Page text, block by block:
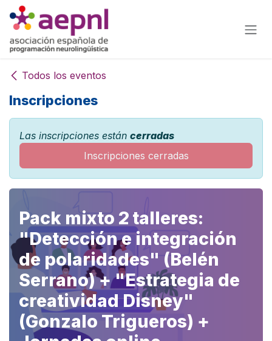
Ir al contenido
Todos los eventos
Inscripciones
Las inscripciones están cerradas
Inscripciones cerradas
Pack mixto 2 talleres:
"Detección e integración
de polaridades" (Belén
Serrano) + "Estrategia de
creatividad Disney"
(Gonzalo Trigueros) +